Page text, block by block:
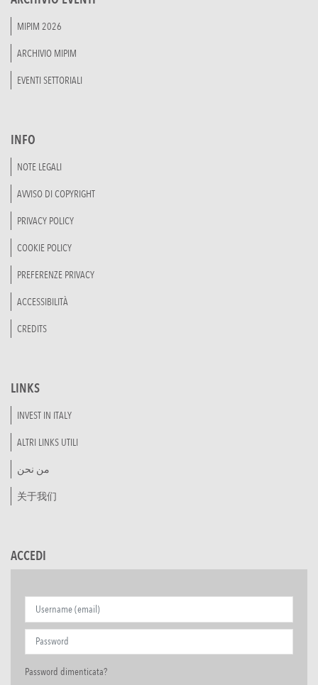
MIPIM 2026
ARCHIVIO MIPIM
EVENTI SETTORIALI
INFO
NOTE LEGALI
AVVISO DI COPYRIGHT
PRIVACY POLICY
COOKIE POLICY
PREFERENZE PRIVACY
ACCESSIBILITÀ
CREDITS
LINKS
INVEST IN ITALY
ALTRI LINKS UTILI
من نحن
关于我们
ACCEDI
Password dimenticata?